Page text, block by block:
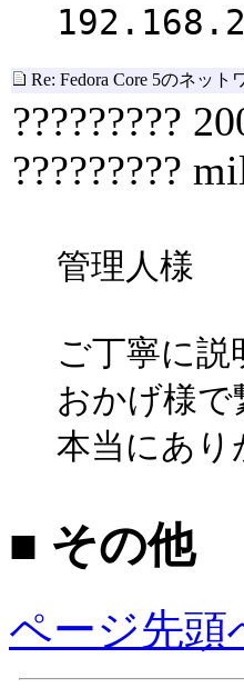
Re: Fedora Core 5のネット
?????????
?????????
管理人様
ご丁寧に
おかげ様
本当にあ
■ その他
ページ先頭